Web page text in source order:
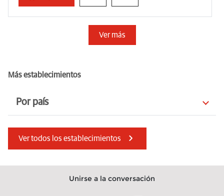
Ver más
Más establecimientos
Por país
Isla de Man
Chequia
Ver todos los establecimientos
Unirse a la conversación